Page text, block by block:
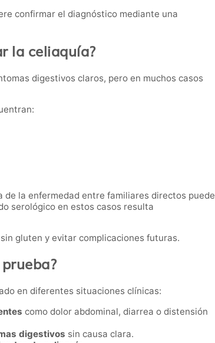
confirmar el diagnóstico mediante una
la celiaquía?
digestivos claros, pero en muchos casos
de la enfermedad entre familiares directos puede
serológico en estos casos resulta
gluten y evitar complicaciones futuras.
en diferentes situaciones clínicas:
como dolor abdominal, diarrea o distensión
digestivos sin causa clara.